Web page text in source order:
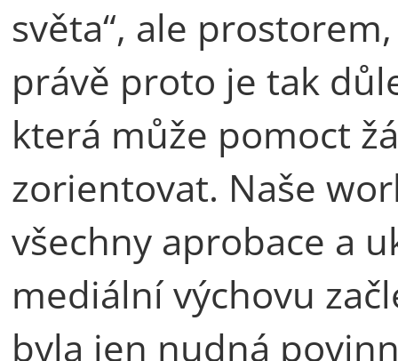
světa“, ale
právě proto je tak
která může pomoct
zorientovat. Naše
všechny aprobace a
mediální výchovu
byla jen nudná